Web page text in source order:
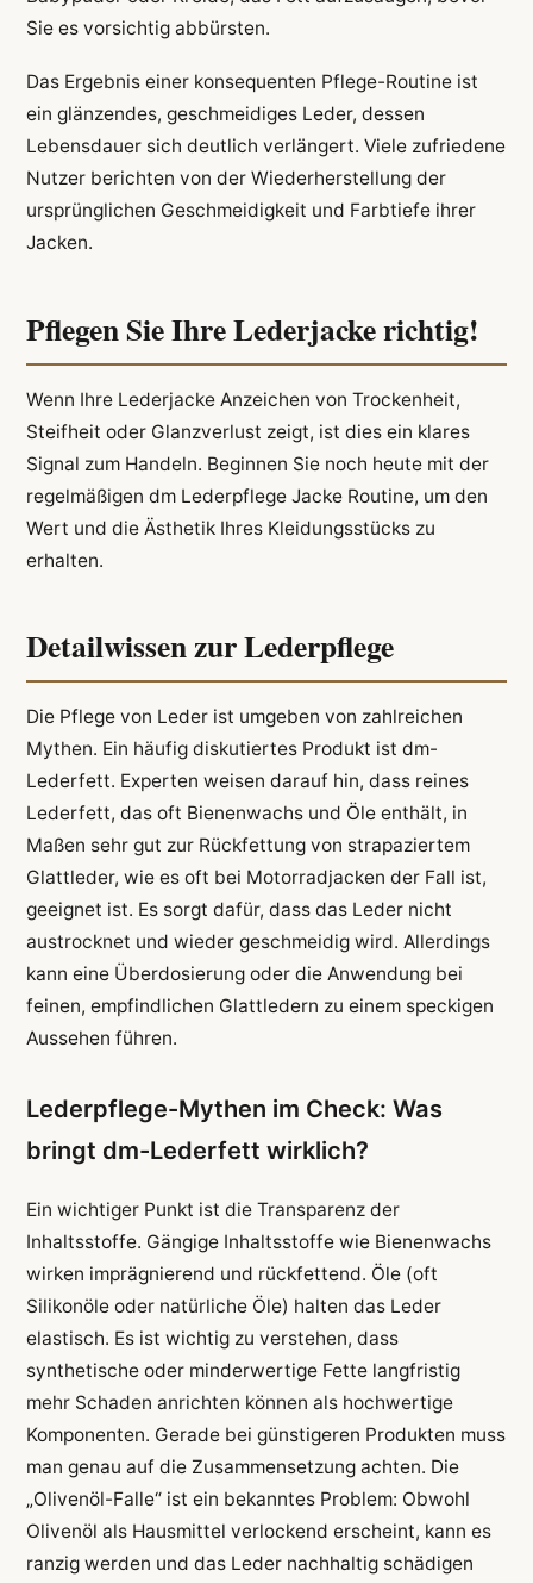
Sie es vorsichtig abbürsten.
Das Ergebnis einer konsequenten Pflege-Routine ist
ein glänzendes, geschmeidiges Leder, dessen
Lebensdauer sich deutlich verlängert. Viele zufriedene
Nutzer berichten von der Wiederherstellung der
ursprünglichen Geschmeidigkeit und Farbtiefe ihrer
Jacken.
Pflegen Sie Ihre Lederjacke richtig!
Wenn Ihre Lederjacke Anzeichen von Trockenheit,
Steifheit oder Glanzverlust zeigt, ist dies ein klares
Signal zum Handeln. Beginnen Sie noch heute mit der
regelmäßigen dm Lederpflege Jacke Routine, um den
Wert und die Ästhetik Ihres Kleidungsstücks zu
erhalten.
Detailwissen zur Lederpflege
Die Pflege von Leder ist umgeben von zahlreichen
Mythen. Ein häufig diskutiertes Produkt ist dm-
Lederfett. Experten weisen darauf hin, dass reines
Lederfett, das oft Bienenwachs und Öle enthält, in
Maßen sehr gut zur Rückfettung von strapaziertem
Glattleder, wie es oft bei Motorradjacken der Fall ist,
geeignet ist. Es sorgt dafür, dass das Leder nicht
austrocknet und wieder geschmeidig wird. Allerdings
kann eine Überdosierung oder die Anwendung bei
feinen, empfindlichen Glattledern zu einem speckigen
Aussehen führen.
Lederpflege-Mythen im Check: Was
bringt dm-Lederfett wirklich?
Ein wichtiger Punkt ist die Transparenz der
Inhaltsstoffe. Gängige Inhaltsstoffe wie Bienenwachs
wirken imprägnierend und rückfettend. Öle (oft
Silikonöle oder natürliche Öle) halten das Leder
elastisch. Es ist wichtig zu verstehen, dass
synthetische oder minderwertige Fette langfristig
mehr Schaden anrichten können als hochwertige
Komponenten. Gerade bei günstigeren Produkten muss
man genau auf die Zusammensetzung achten. Die
„Olivenöl-Falle“ ist ein bekanntes Problem: Obwohl
Olivenöl als Hausmittel verlockend erscheint, kann es
ranzig werden und das Leder nachhaltig schädigen